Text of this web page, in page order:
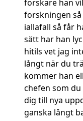
forskare han
forskningen så
iallafall så får
sätt har han
hitils vet jag
långt när du
kommer han
chefen som
dig till nya
ganska långt